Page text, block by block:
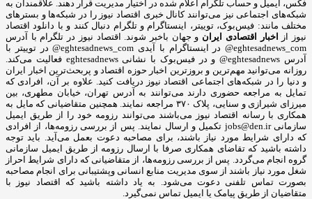
فکس، ایمیل و حساب تلگرام اعلام شده در اختیار مدیریت قرار دهند. علاقمندان به
شبکه‎‌های اجتماعی نیز می‌توانند کانال خبری اقتصاد نیوز را در شبکه‌ها و بسترهای
مختلف مانند: فیس‌بوک، توییتر، اینستاگرام و تلگرام دنبال کنند و با دانلود اقتصاد
نیوز از اخبار اقتصادی ایران و جهان باخبر شوند. اقتصاد نیوز در تلگرام با آدرس
eghtesadnews_com@ در اینستاگرام با آیدی eghtesadnews_com@ در توییتر با
آدرس eghtesadnews@ و در فیس‌بوک با نشانی eghtesadnews فعالیت می‌کند.
روزانه می‌توانید مهم‌ترین و بروزترین اخبار حوزه اقتصاد و پربحث‌ترین اخبار ایران
و دنیا را در شبکه‌های اجتماعی اقتصاد نیوز دریافت کنید. علاوه بر آن، افرادی که
تمایل به مراجعه حضوری دارند می‌توانند به آدرس تهران، خیابان مطهری، بین
میرزای شیرازی و سنایی، پلاک ۳۷۰ مراجعه نمایند. همچنین متقاضیانی که مایل به
همکاری با رسانه‌ اقتصاد نیوز می‌باشند می‌توانند رزومه خود را از طریق ایمیل
سازمانی jobs@den.ir تکمیل و ارسال نمایند. پس از بررسی رزومه‌ها، از افرادی
که دارای شرایط مورد نیاز باشند، برای مصاحبه دعوت بعمل می‌آید. باید توجه
داشته باشید که تقاضای همکاری صرفا با ارسال رزومه از طریق ایمیل سازمانی
گروه انجام می‌گردد. پس از بررسی رزومه‌ها، از متقاضیانی که دارای شرایط احراز
شغل مورد نیاز باشند از سوی مدیریت منابع انسانی وپشتیبانی برای انجام مصاحبه
بصورت تماس تلفنی دعوت می‌شود. به یاد داشته باشید که اقتصاد نیوز با
متقاضیان از طریق پیامک یا ایمیل تماس نمی‌گیرد.